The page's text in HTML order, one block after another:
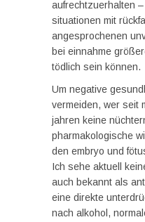
aufrechtzuerhalten
situationen mit
angesprochenen
bei einnahme
tödlich sein können.
Um negative
vermeiden, wer seit
jahren keine
pharmakologische
den embryo und
Ich sehe aktuell
auch bekannt als
eine direkte
nach alkohol,